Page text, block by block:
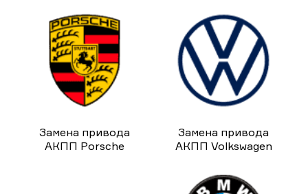
Замена привода
АКПП Porsche
Замена привода
АКПП Volkswagen